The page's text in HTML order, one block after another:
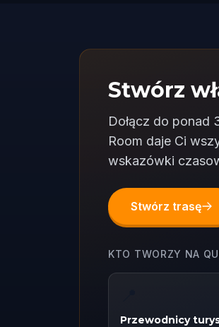
Stwórz
Dołącz do ponad
Room daje Ci
wskazówki
Stwórz trasę
KTO TWORZY NA
Przewodnicy